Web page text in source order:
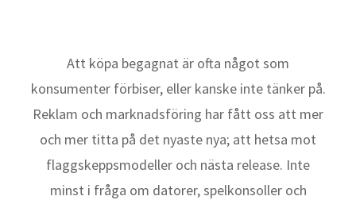
Att köpa begagnat är ofta något som
konsumenter förbiser, eller kanske inte tänker på.
Reklam och marknadsföring har fått oss att mer
och mer titta på det nyaste nya; att hetsa mot
flaggskeppsmodeller och nästa release. Inte
minst i fråga om datorer, spelkonsoller och